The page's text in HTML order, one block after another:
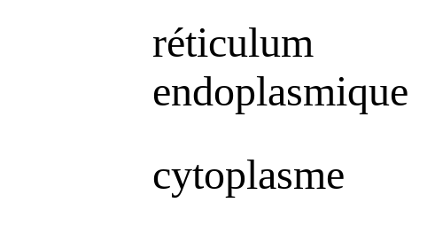
réticulum
endoplasmique
cytoplasme